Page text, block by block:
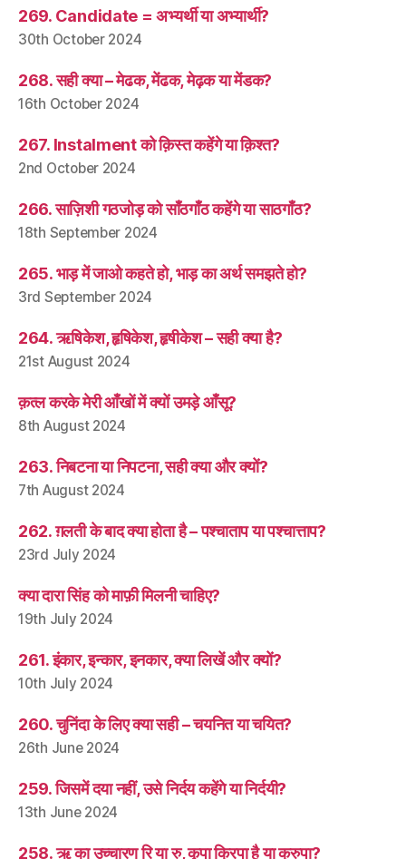
269. Candidate = अभ्यर्थी या अभ्यार्थी?
30th October 2024
268. सही क्या – मेढक, मेंढक, मेढ़क या मेंडक?
16th October 2024
267. Instalment को क़िस्त कहेंगे या क़िश्त?
2nd October 2024
266. साज़िशी गठजोड़ को साँठगाँठ कहेंगे या साठगाँठ?
18th September 2024
265. भाड़ में जाओ कहते हो, भाड़ का अर्थ समझते हो?
3rd September 2024
264. ऋषिकेश, हृषिकेश, हृषीकेश – सही क्या है?
21st August 2024
क़त्ल करके मेरी आँखों में क्यों उमड़े आँसू?
8th August 2024
263. निबटना या निपटना, सही क्या और क्यों?
7th August 2024
262. ग़लती के बाद क्या होता है – पश्चाताप या पश्चात्ताप?
23rd July 2024
क्या दारा सिंह को माफ़ी मिलनी चाहिए?
19th July 2024
261. इंकार, इन्कार, इनकार, क्या लिखें और क्यों?
10th July 2024
260. चुनिंदा के लिए क्या सही – चयनित या चयित?
26th June 2024
259. जिसमें दया नहीं, उसे निर्दय कहेंगे या निर्दयी?
13th June 2024
258. ऋ का उच्चारण रि या रु, कृपा क्रिपा है या क्रुपा?